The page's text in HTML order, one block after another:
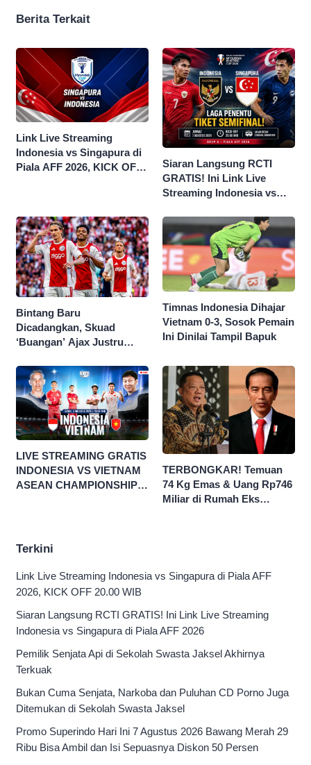
Berita Terkait
Link Live Streaming
Indonesia vs Singapura di
Piala AFF 2026, KICK OFF
Siaran Langsung RCTI
GRATIS! Ini Link Live
Streaming Indonesia vs
2026
Bintang Baru
Dicadangkan, Skuad
‘Buangan’ Ajax Justru
Timnas Indonesia Dihajar
Vietnam 0-3, Sosok Pemain
Ini Dinilai Tampil Bapuk
LIVE STREAMING GRATIS
INDONESIA VS VIETNAM
ASEAN CHAMPIONSHIP
TERBONGKAR! Temuan
74 Kg Emas & Uang Rp746
Miliar di Rumah Eks
Terkini
Link Live Streaming Indonesia vs Singapura di Piala AFF
2026, KICK OFF 20.00 WIB
Siaran Langsung RCTI GRATIS! Ini Link Live Streaming
Indonesia vs Singapura di Piala AFF 2026
Pemilik Senjata Api di Sekolah Swasta Jaksel Akhirnya
Terkuak
Bukan Cuma Senjata, Narkoba dan Puluhan CD Porno Juga
Ditemukan di Sekolah Swasta Jaksel
Promo Superindo Hari Ini 7 Agustus 2026 Bawang Merah 29
Ribu Bisa Ambil dan Isi Sepuasnya Diskon 50 Persen